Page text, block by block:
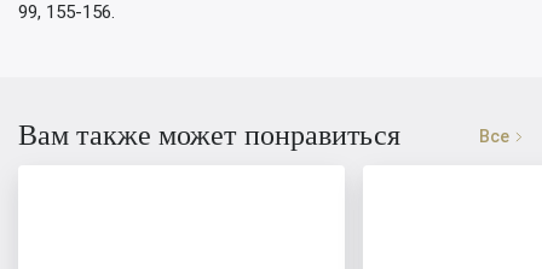
99, 155-156.
Вам также может понравиться Все